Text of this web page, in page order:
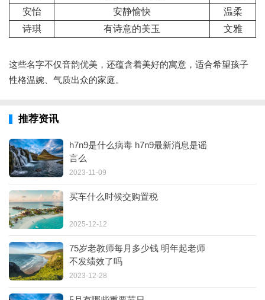
安怡
安静愉快
温柔
诗琪
有诗意的美玉 文雅
这些名字不仅音韵优美，还蕴含着美好的寓意，适合希望孩子
性格温婉、气质出众的家庭。
推荐资讯
h7n9是什么病毒 h7n9最新消息是谣
言么
2023-11-09
买车什么时候交购置税
2025-12-12
75岁老教师每月多少钱 明年起老师
不发绩效了吗
2023-12-28